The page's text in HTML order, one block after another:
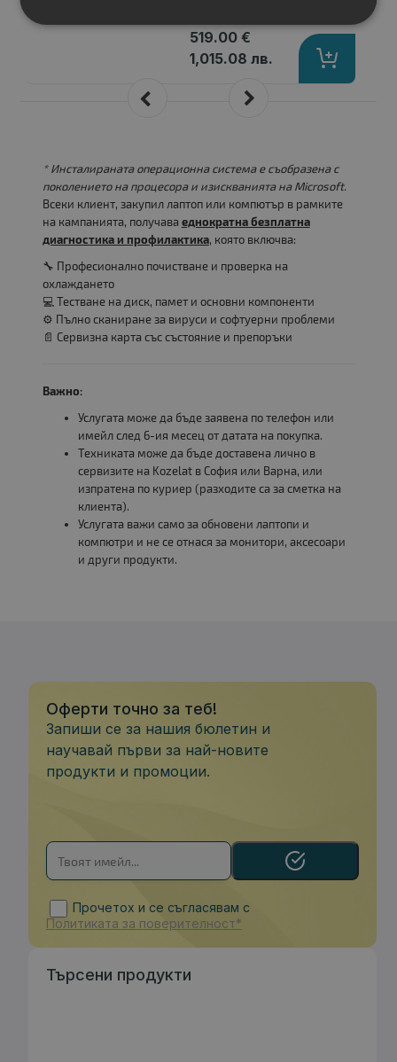
519.00 €
1,015.08 лв.
* Инсталираната операционна система е съобразена с
поколението на процесора и изискванията на Microsoft.
Всеки клиент, закупил лаптоп или компютър в рамките
на кампанията, получава еднократна безплатна
диагностика и профилактика, която включва:
🔧 Професионално почистване и проверка на
охлаждането
💻 Тестване на диск, памет и основни компоненти
⚙️ Пълно сканиране за вируси и софтуерни проблеми
📄 Сервизна карта със състояние и препоръки
Важно:
Услугата може да бъде заявена по телефон или
имейл след 6-ия месец от датата на покупка.
Техниката може да бъде доставена лично в
сервизите на Kozelat в София или Варна, или
изпратена по куриер (разходите са за сметка на
клиента).
Услугата важи само за обновени лаптопи и
компютри и не се отнася за монитори, аксесоари
и други продукти.
Оферти точно за теб!
Запиши се за нашия бюлетин и
научавай първи за най-новите
продукти и промоции.
Прочетох и се съгласявам с
Политиката за поверителност*
Търсени продукти